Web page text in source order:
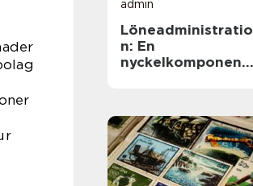
admin
Löneadministratio
n: En
nyckelkomponent